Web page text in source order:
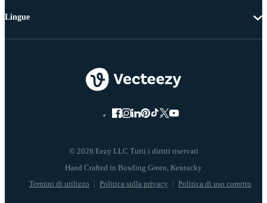
© 2026 Eezy LLC Tutti i diritti riservati
Termini di utilizzo Politica sulla privacy Politica di uso corretto
Lingue